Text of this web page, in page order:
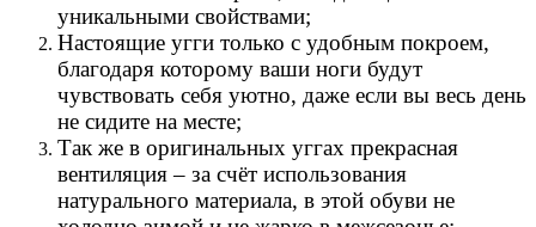
уникальными свойствами;
Настоящие угги только с удобным покроем,
благодаря которому ваши ноги будут
чувствовать себя уютно, даже если вы весь день
не сидите на месте;
Так же в оригинальных уггах прекрасная
вентиляция – за счёт использования
натурального материала, в этой обуви не